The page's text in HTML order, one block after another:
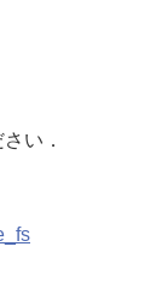
い．